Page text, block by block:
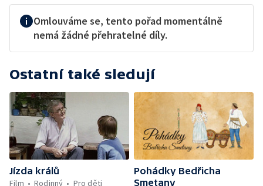
Omlouváme se, tento pořad momentálně
nemá žádné přehratelné díly.
Ostatní také sledují
Jízda králů
Film
Rodinný Pro děti
Pohádky Bedřicha
Smetany